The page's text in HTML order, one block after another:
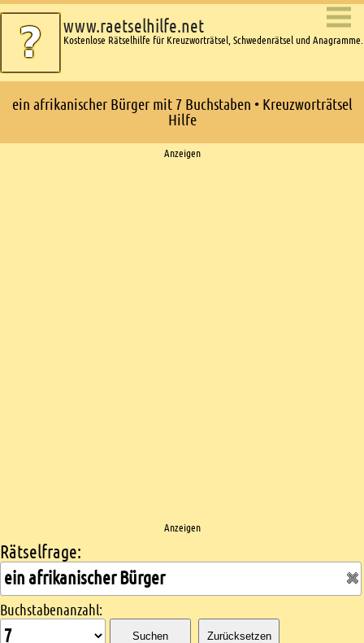
www.raetselhilfe.net
Kostenlose Rätselhilfe für Kreuzworträtsel, Schwedenrätsel und Anagramme.
ein afrikanischer Bürger mit 7 Buchstaben • Kreuzworträtsel
Hilfe
Anzeigen
Anzeigen
Kreuzworträtsel suchen
Rätselfrage:
Buchstabenanzahl:
Suchen Zurücksetzen